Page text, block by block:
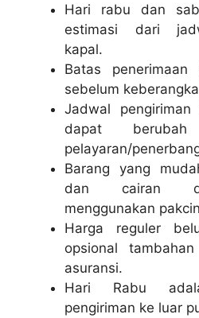
Hari rabu dan
estimasi dari
kapal.
Batas
sebelum
Jadwal
dapat
pelayaran/
Barang yang
dan cairan
menggunakan
Harga reguler
opsional
asuransi.
Hari Rabu
pengiriman ke luar